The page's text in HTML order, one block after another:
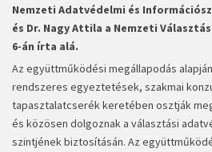
Nemzeti Adatvédelmi és
és Dr. Nagy Attila a Nemzeti
6-án írta alá.
Az együttműködési megállapodás
rendszeres egyeztetések, szakmai
tapasztalatcserék keretében osztják
és közösen dolgoznak a választási
szintjének biztosításán. Az